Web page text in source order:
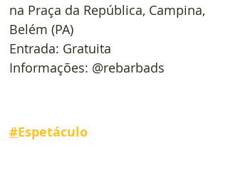
na Praça da República, Campina,
Belém (PA)
Entrada: Gratuita
Informações: @rebarbads
#Espetáculo